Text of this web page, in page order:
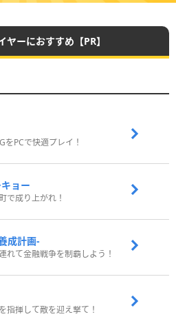
ーにおすすめ【PR】
をPCで快適プレイ！
ョー
で成り上がれ！
成計画-
れて金融戦争を制覇しよう！
指揮して敵を迎え撃て！